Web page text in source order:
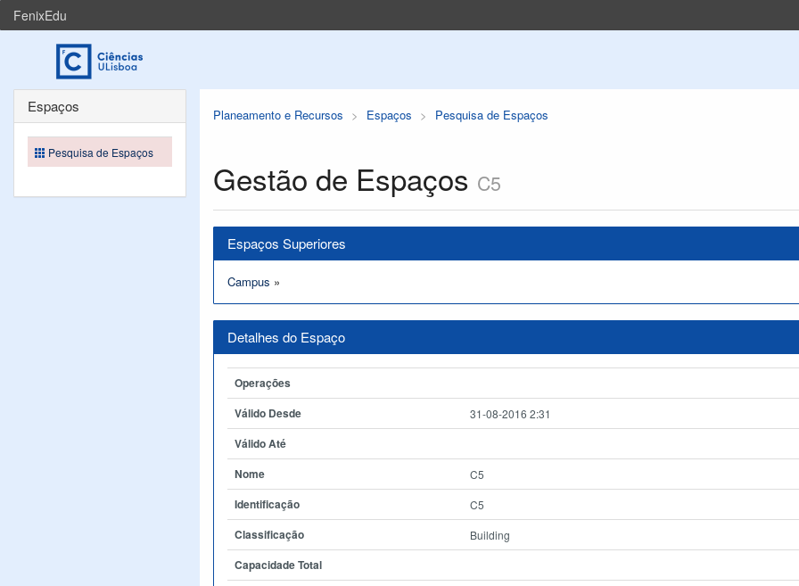
FenixEdu
Planeamento e Recursos Espaços Pesquisa de Espaços
Gestão de Espaços C5
Espaços Superiores
Campus »
Detalhes do Espaço
Operações
Válido Desde
31-08-2016 2:31
Válido Até
Nome
C5
Identificação C5
Classificação Building
Capacidade Total
Espaços
Pesquisa de Espaços